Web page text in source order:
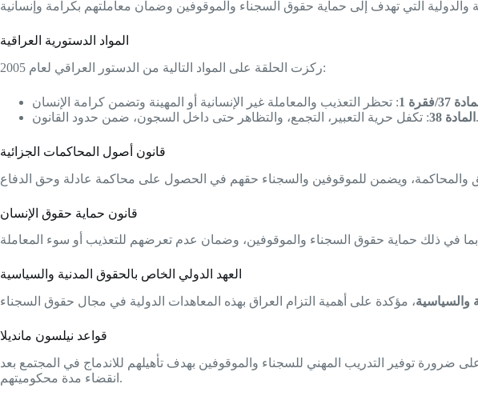
المواد الدستورية العراقية
ركزت الحلقة على المواد التالية من الدستور العراقي لعام 2005:
37/فقرة 1
المادة 38 : تكفل حرية التعبير، التجمع، والتظاهر حتى داخل السجون، ضمن حدود القانون.
قانون أصول المحاكمات الجزائية
قانون حماية حقوق الإنسان
العهد الدولي الخاص بالحقوق المدنية والسياسية
والسياسية
قواعد نيلسون مانديلا
ضرورة توفير التدريب المهني للسجناء والموقوفين بهدف تأهيلهم للاندماج في المجتمع بعد
انقضاء مدة محكوميتهم.